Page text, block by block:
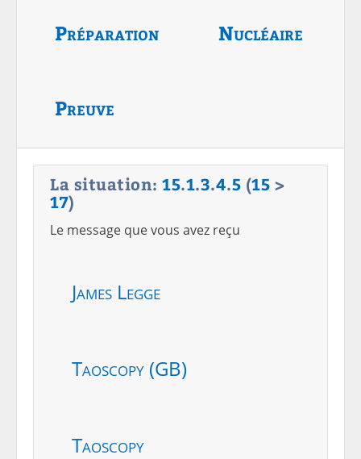
Préparation Nucléaire
Preuve
La situation: 15.1.3.4.5 (15 >
17)
Le message que vous avez reçu
James Legge
Taoscopy (GB)
Taoscopy